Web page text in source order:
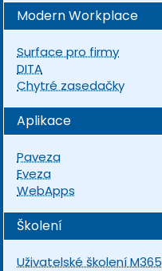
Modern Workplace
Surface pro firmy
DITA
Chytré zasedačky
Aplikace
Paveza
Eveza
WebApps
Školení
Uživatelské školení M365